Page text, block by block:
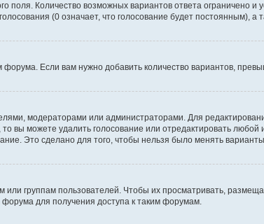
поля. Количество возможных вариантов ответа ограничено
(0 означает, что голосование будет постоянным),
Если вам нужно добавить количество вариантов,
модераторами или администраторами. Для
вы можете удалить голосование или отредактировать
Это сделано для того, чтобы нельзя было менять
группам пользователей. Чтобы их просматривать,
для получения доступа к таким форумам.